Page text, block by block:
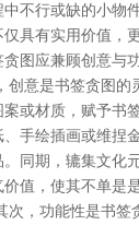
不行或缺的小物
具有实用价值，
图应兼顾创意与
创意是书签贪图的
或材质，赋予书
手绘插画或维捏
同期，辘集文化
值，使其不单是
次，功能性是书签